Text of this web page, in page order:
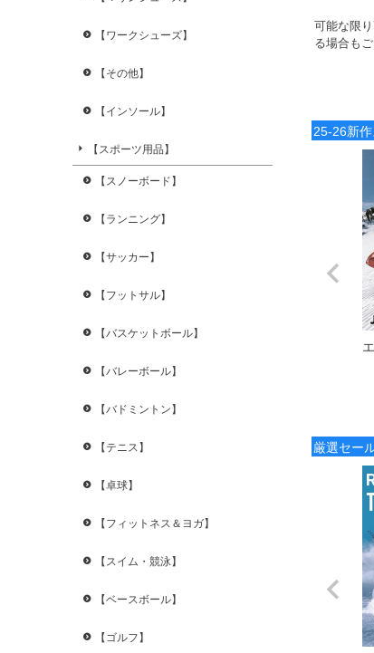
【ワークシューズ】
【その他】
【インソール】
【スポーツ用品】
【スノーボード】
【ランニング】
【サッカー】
【フットサル】
【バスケットボール】
【バレーボール】
【バドミントン】
【テニス】
【卓球】
【フィットネス＆ヨガ】
【スイム・競泳】
【ベースボール】
【ゴルフ】
可能な限
る場合も
25-26新
厳選セー